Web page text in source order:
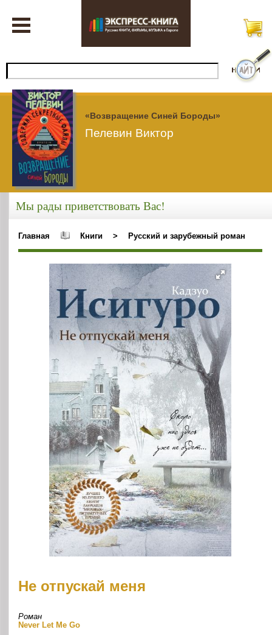
«Возвращение Синей Бороды»
Пелевин Виктор
Мы рады приветствовать Вас!
Главная Книги > Русский и зарубежный роман
Не отпускай меня
Роман
Never Let Me Go